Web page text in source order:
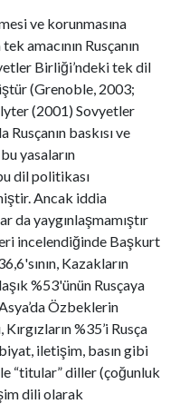
ve korunmasına
amacının Rusçanın
Birliği’ndeki tek dil
(Grenoble, 2003;
(2001) Sovyetler
baskısı ve
yasaların
dil politikası
Ancak iddia
da yaygınlaşmamıştır
incelendiğinde Başkurt
Kazakların
%53'ünün Rusçaya
Özbeklerin
%35’i Rusça
iletişim, basın gibi
“titular” diller (çoğunluk
dili olarak